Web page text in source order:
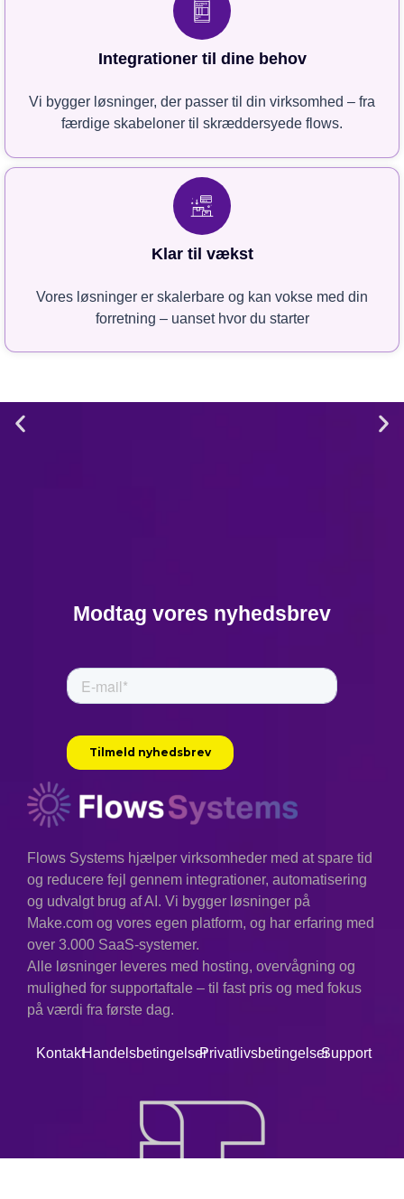
Integrationer til dine behov
Vi bygger løsninger, der passer til din virksomhed – fra
færdige skabeloner til skræddersyede flows.
Klar til vækst
Vores løsninger er skalerbare og kan vokse med din
forretning – uanset hvor du starter
thereafter our tools shape
allows us to adapt more
harmonizes systems and
creativity.”
"Cybernetics"
Kontekst:Wiener var banebrydende
inden for tanken om automatiseringens
effekt på både mennesker og maskiner
og så dens potentiale som et middel til
fremgang.
Modtag vores nyhedsbrev
Flows Systems hjælper virksomheder med at spare tid
og reducere fejl gennem integrationer, automatisering
og udvalgt brug af AI. Vi bygger løsninger på
Make.com og vores egen platform, og har erfaring med
over 3.000 SaaS-systemer.
Alle løsninger leveres med hosting, overvågning og
mulighed for supportaftale – til fast pris og med fokus
på værdi fra første dag.
KontaktHandelsbetingelserPrivatlivsbetingelserSupport